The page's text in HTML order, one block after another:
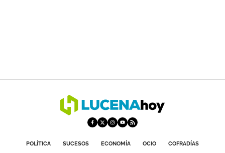
POLÍTICA SUCESOS ECONOMÍA OCIO
COFRADÍAS